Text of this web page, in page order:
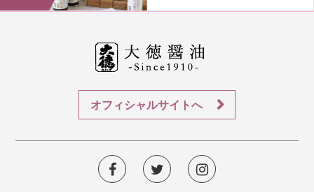
オフィシャルサイトへ